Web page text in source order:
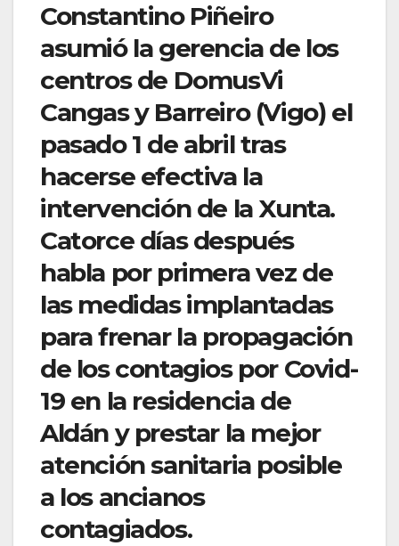
Constantino Piñeiro
asumió la gerencia de los
centros de DomusVi
Cangas y Barreiro (Vigo) el
pasado 1 de abril tras
hacerse efectiva la
intervención de la Xunta.
Catorce días después
habla por primera vez de
las medidas implantadas
para frenar la propagación
de los contagios por Covid-
19 en la residencia de
Aldán y prestar la mejor
atención sanitaria posible
a los ancianos
contagiados.